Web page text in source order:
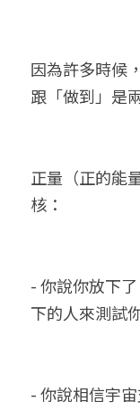
因為許多時候
跟「做到」是
正量（正的能
核：
- 你說你放下
下的人來測試
- 你說相信宇